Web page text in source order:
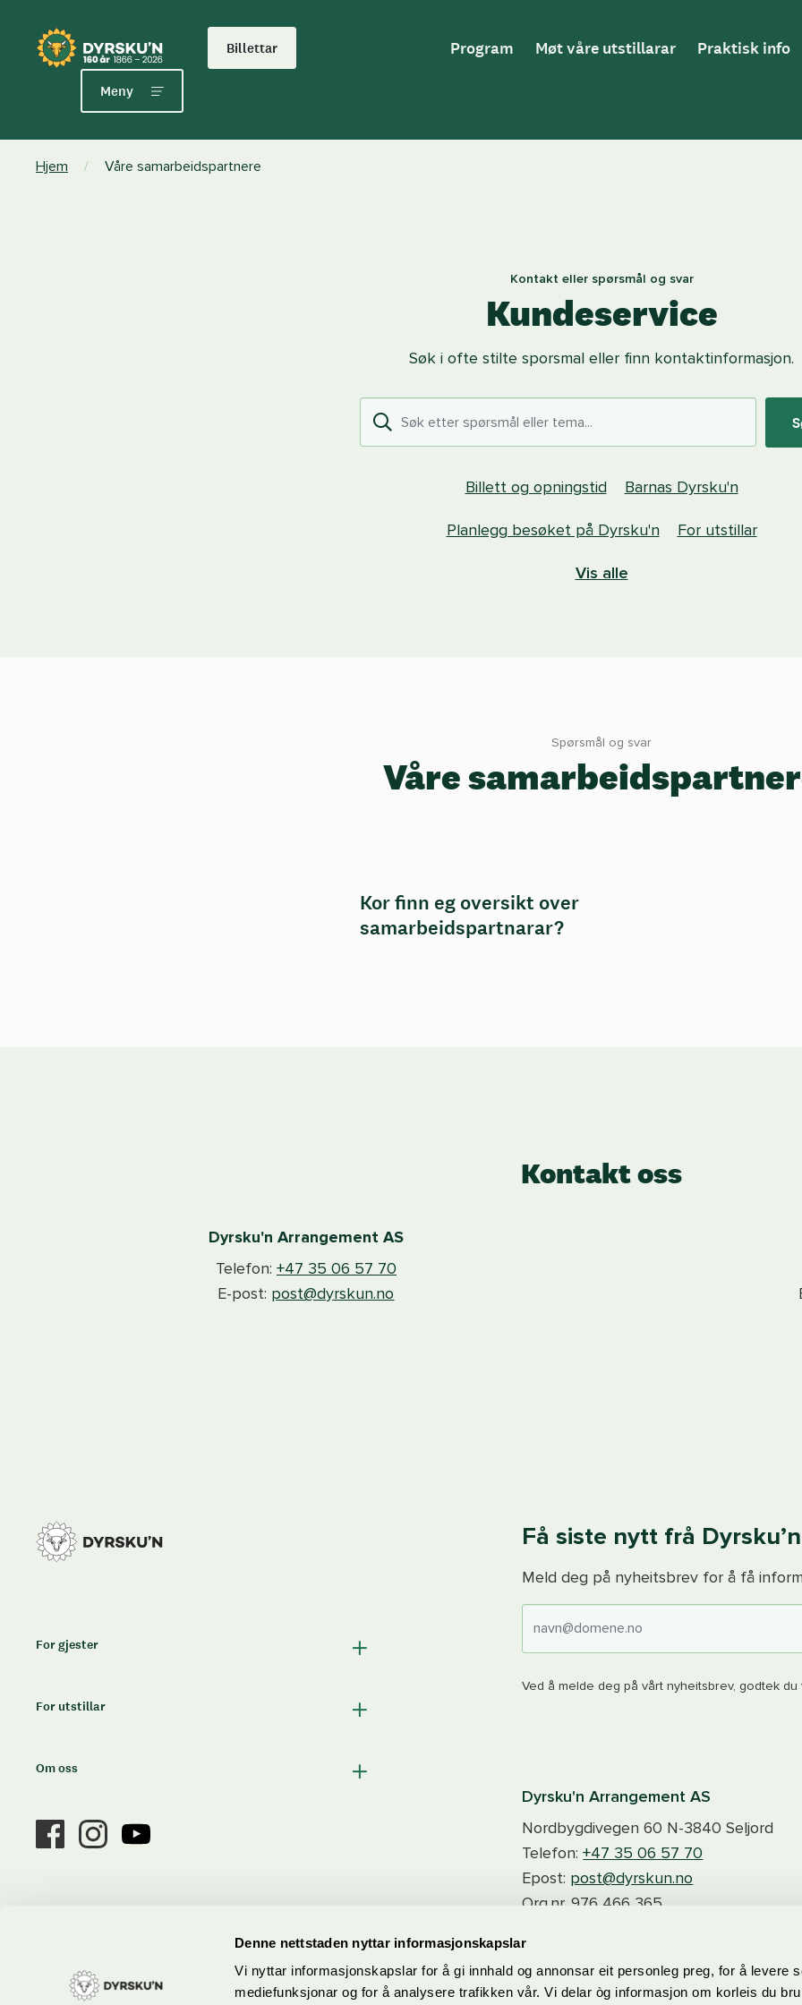
Denne nettstaden nyttar informasjonskapslar
Vi nyttar informasjonskapslar for å gi innhald og annonsar eit personleg preg, for å levere
mediefunksjonar og for å analysere trafikken vår. Vi delar òg informasjon om korleis du
Billettar Hovednavigasjon
Program Møt våre utstillarar Praktisk info
Meny
Hjem / Våre samarbeidspartnere
Kontakt eller spørsmål og svar
Kundeservice
Søk i ofte stilte sporsmal eller finn kontaktinformasjon.
Billett og opningstid Barnas Dyrsku'n
Planlegg besøket på Dyrsku'n For utstillar
Vis alle
Spørsmål og svar
Våre
Kor finn eg oversikt over
samarbeidspartnarar?
Kontakt oss
Dyrsku'n Arrangement AS
Telefon: +47 35 06 57 70
E-post: post@dyrskun.no
For gjester
For utstillar
Om oss
Få siste nytt frå Dyrsku’n
Meld deg på nyheitsbrev for å få
Ved å melde deg på vårt nyheitsbrev, godtek du
Dyrsku'n Arrangement AS
Nordbygdivegen 60 N-3840Seljord
Telefon: +47 35 06 57 70
Epost: post@dyrskun.no
Org.nr. 976 466 365